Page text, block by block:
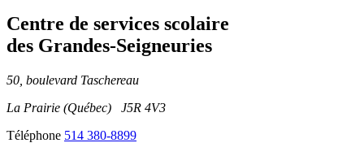
Centre de services scolaire
des Grandes‑Seigneuries
50, boulevard Taschereau
La Prairie (Québec) J5R 4V3
Téléphone 514 380-8899